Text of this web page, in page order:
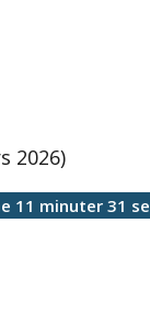
2026)
11 minuter 31